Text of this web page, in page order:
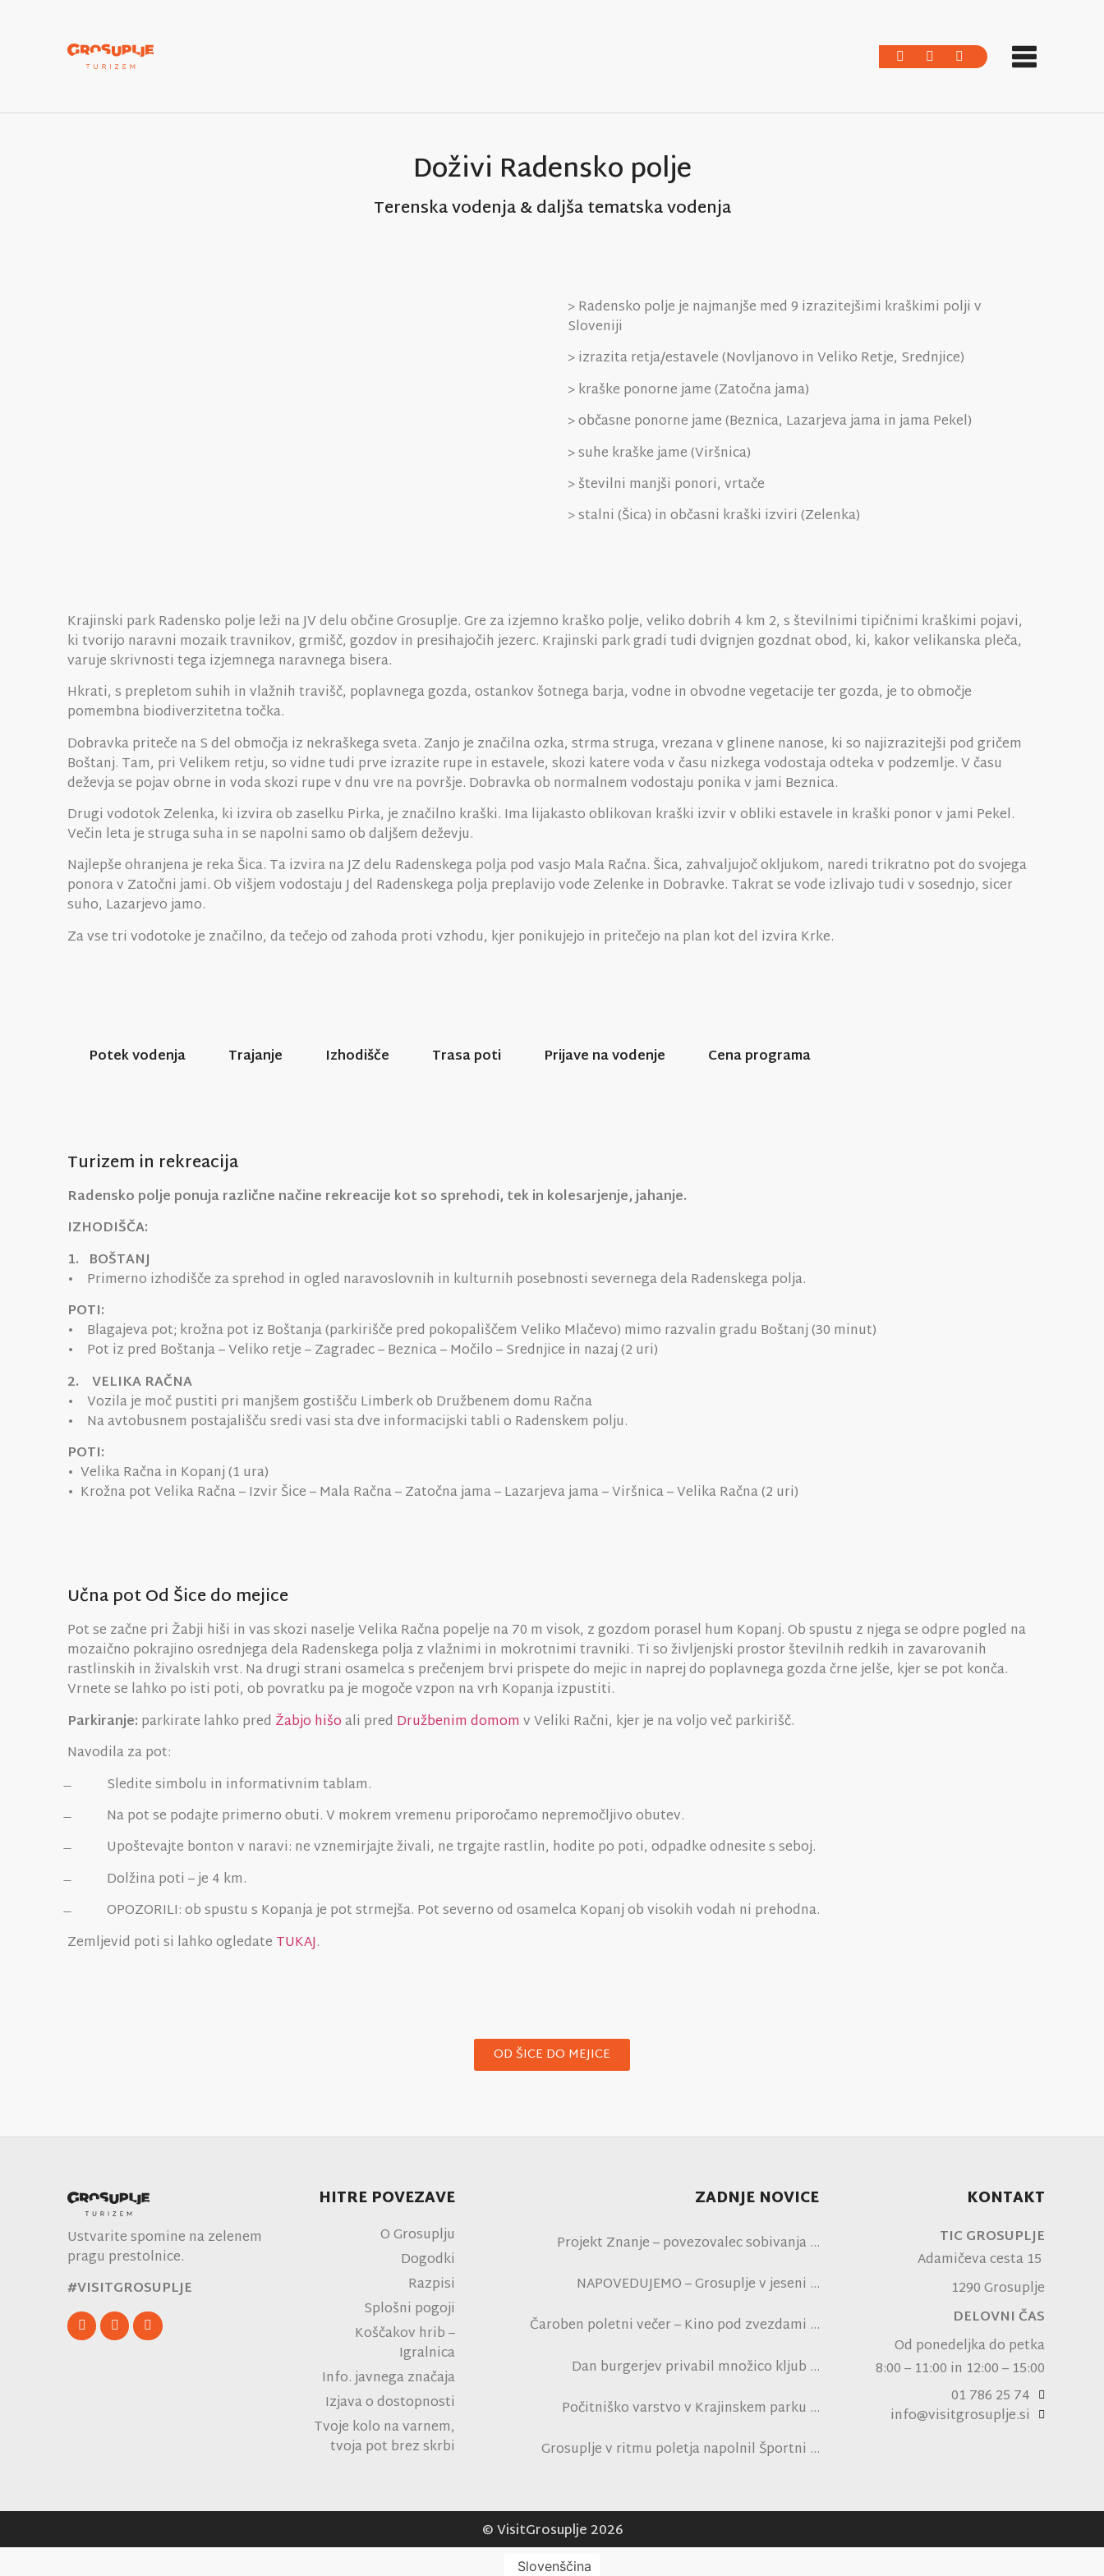
Doživi Radensko polje
Terenska vodenja & daljša tematska vodenja
> Radensko polje je najmanjše med 9 izrazitejšimi kraškimi polji v
Sloveniji
> izrazita retja/estavele (Novljanovo in Veliko Retje, Srednjice)
> kraške ponorne jame (Zatočna jama)
> občasne ponorne jame (Beznica, Lazarjeva jama in jama Pekel)
> suhe kraške jame (Viršnica)
> številni manjši ponori, vrtače
> stalni (Šica) in občasni kraški izviri (Zelenka)
Krajinski park Radensko polje leži na JV delu občine Grosuplje. Gre za izjemno kraško polje, veliko dobrih 4 km 2, s številnimi tipičnimi kraškimi pojavi,
ki tvorijo naravni mozaik travnikov, grmišč, gozdov in presihajočih jezerc. Krajinski park gradi tudi dvignjen gozdnat obod, ki, kakor velikanska pleča,
varuje skrivnosti tega izjemnega naravnega bisera.
Hkrati, s prepletom suhih in vlažnih travišč, poplavnega gozda, ostankov šotnega barja, vodne in obvodne vegetacije ter gozda, je to območje
pomembna biodiverzitetna točka.
Dobravka priteče na S del območja iz nekraškega sveta. Zanjo je značilna ozka, strma struga, vrezana v glinene nanose, ki so najizrazitejši pod gričem
Boštanj. Tam, pri Velikem retju, so vidne tudi prve izrazite rupe in estavele, skozi katere voda v času nizkega vodostaja odteka v podzemlje. V času
deževja se pojav obrne in voda skozi rupe v dnu vre na površje. Dobravka ob normalnem vodostaju ponika v jami Beznica.
Drugi vodotok Zelenka, ki izvira ob zaselku Pirka, je značilno kraški. Ima lijakasto oblikovan kraški izvir v obliki estavele in kraški ponor v jami Pekel.
Večin leta je struga suha in se napolni samo ob daljšem deževju.
Najlepše ohranjena je reka Šica. Ta izvira na JZ delu Radenskega polja pod vasjo Mala Račna. Šica, zahvaljujoč okljukom, naredi trikratno pot do svojega
ponora v Zatočni jami. Ob višjem vodostaju J del Radenskega polja preplavijo vode Zelenke in Dobravke. Takrat se vode izlivajo tudi v sosednjo, sicer
suho, Lazarjevo jamo.
Za vse tri vodotoke je značilno, da tečejo od zahoda proti vzhodu, kjer ponikujejo in pritečejo na plan kot del izvira Krke.
Potek vodenja Trajanje Izhodišče Trasa poti Prijave na vodenje Cena programa
Turizem in rekreacija
Radensko polje ponuja različne načine rekreacije kot so sprehodi, tek in kolesarjenje, jahanje.
IZHODIŠČA:
1. BOŠTANJ
• Primerno izhodišče za sprehod in ogled naravoslovnih in kulturnih posebnosti severnega dela Radenskega polja.
POTI:
• Blagajeva pot; krožna pot iz Boštanja (parkirišče pred pokopališčem Veliko Mlačevo) mimo razvalin gradu Boštanj (30 minut)
• Pot iz pred Boštanja – Veliko retje – Zagradec – Beznica – Močilo – Srednjice in nazaj (2 uri)
2. VELIKA RAČNA
• Vozila je moč pustiti pri manjšem gostišču Limberk ob Družbenem domu Račna
• Na avtobusnem postajališču sredi vasi sta dve informacijski tabli o Radenskem polju.
POTI:
• Velika Račna in Kopanj (1 ura)
• Krožna pot Velika Račna – Izvir Šice – Mala Račna – Zatočna jama – Lazarjeva jama – Viršnica – Velika Račna (2 uri)
Učna pot Od Šice do mejice
Pot se začne pri Žabji hiši in vas skozi naselje Velika Račna popelje na 70 m visok, z gozdom porasel hum Kopanj. Ob spustu z njega se odpre pogled na
mozaično pokrajino osrednjega dela Radenskega polja z vlažnimi in mokrotnimi travniki. Ti so življenjski prostor številnih redkih in zavarovanih
rastlinskih in živalskih vrst. Na drugi strani osamelca s prečenjem brvi prispete do mejic in naprej do poplavnega gozda črne jelše, kjer se pot konča.
Vrnete se lahko po isti poti, ob povratku pa je mogoče vzpon na vrh Kopanja izpustiti.
Parkiranje: parkirate lahko pred Žabjo hišoali pred Družbenim domomv Veliki Račni, kjer je na voljo več parkirišč.
Navodila za pot:
̶ Sledite simbolu in informativnim tablam.
̶ Na pot se podajte primerno obuti. V mokrem vremenu priporočamo nepremočljivo obutev.
̶ Upoštevajte bonton v naravi: ne vznemirjajte živali, ne trgajte rastlin, hodite po poti, odpadke odnesite s seboj.
̶ Dolžina poti – je 4 km.
̶ OPOZORILI: ob spustu s Kopanja je pot strmejša. Pot severno od osamelca Kopanj ob visokih vodah ni prehodna.
Zemljevid poti si lahko ogledate TUKAJ.
OD ŠICE DO MEJICE
Ustvarite spomine na zelenem
pragu prestolnice.
#VISITGROSUPLJE
HITRE POVEZAVE
O Grosuplju
Dogodki
Razpisi
Splošni pogoji
Koščakov hrib –
Igralnica
Info. javnega značaja
Izjava o dostopnosti
Tvoje kolo na varnem,
tvoja pot brez skrbi
ZADNJE NOVICE
Projekt Znanje – povezovalec sobivanja
NAPOVEDUJEMO – Grosuplje v jeseni
Čaroben poletni večer – Kino pod zvezdami
Dan burgerjev privabil množico kljub
Počitniško varstvo v Krajinskem parku
Grosuplje v ritmu poletja napolnil Športni
KONTAKT
TIC GROSUPLJE
Adamičeva cesta 15
1290 Grosuplje
DELOVNI ČAS
Od ponedeljka do petka
8:00 – 11:00 in 12:00 – 15:00
01 786 25 74
info@visitgrosuplje.si
© VisitGrosuplje 2026
Slovenščina